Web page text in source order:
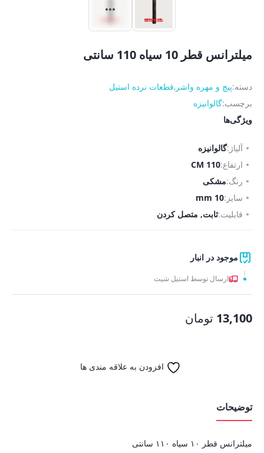
میلترانس قطر 10 سیاه 110 سانتی
دسته:پیچ و مهره واشر ,قطعات نرده استیل
برچسب:گالوانیزه
ویژگی‌ها
آلیاژ:گالوانیزه
ارتفاع:110 CM
رنگ:مشکی
سایز:10 mm
قابلیت:ثابت, متصل کردن
موجود در انبار
ارسال توسط استیل شیت
13,100 تومان
افزودن به علاقه مندی ها
توضیحات
میلترانس قطر ۱۰ سیاه ۱۱۰ سانتی